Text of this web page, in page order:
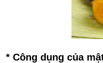
* Công dụng của